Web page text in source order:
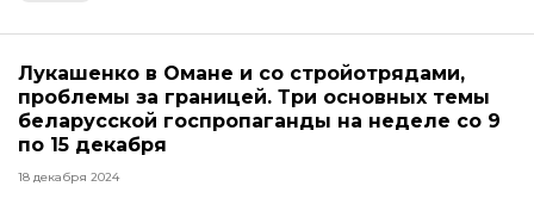
Лукашенко в Омане и со стройотрядами,
проблемы за границей. Три основных темы
беларусской госпропаганды на неделе со 9
по 15 декабря
18 декабря 2024